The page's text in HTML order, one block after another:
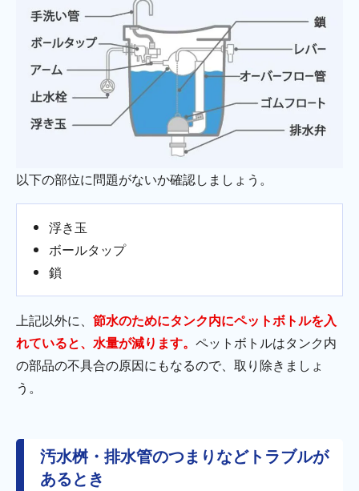
以下の部位に問題がないか確認しましょう。
浮き玉
ボールタップ
鎖
上記以外に、 節水のためにタンク内にペットボトルを入
れていると、水量が減ります。 ペットボトルはタンク内
の部品の不具合の原因にもなるので、取り除きましょ
う。
汚水桝・排水管のつまりなどトラブルが
あるとき